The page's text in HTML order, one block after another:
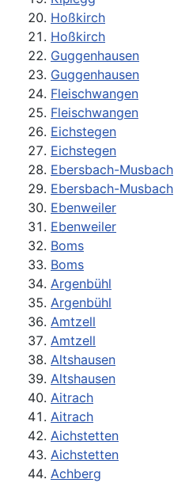
Hoßkirch
Hoßkirch
Guggenhausen
Guggenhausen
Fleischwangen
Fleischwangen
Eichstegen
Eichstegen
Ebersbach-Musbach
Ebersbach-Musbach
Ebenweiler
Ebenweiler
Boms
Boms
Argenbühl
Argenbühl
Amtzell
Amtzell
Altshausen
Altshausen
Aitrach
Aitrach
Aichstetten
Aichstetten
Achberg